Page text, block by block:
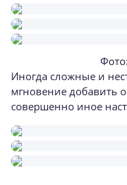
Иногда сложные и
мгновение добавить
совершенно иное